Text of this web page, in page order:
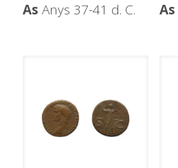
As Anys 37-41 d. C. As